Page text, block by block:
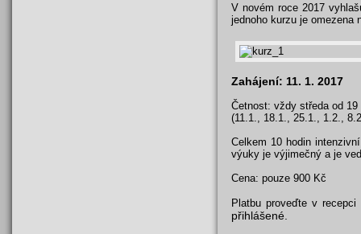
V novém roce 2017
jednoho kurzu je omezena
Zahájení: 11. 1. 2017
Četnost: vždy středa od 19
(11.1., 18.1., 25.1., 1.2.,
Celkem 10 hodin
výuky je výjimečný a je
Cena: pouze 900 Kč
Platbu proveďte v
přihlášené.